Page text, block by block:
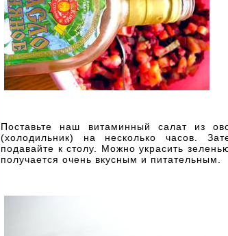
Поставьте наш витаминный салат из
(холодильник) на несколько часов.
подавайте к столу. Можно украсить
получается очень вкусным и питательным.